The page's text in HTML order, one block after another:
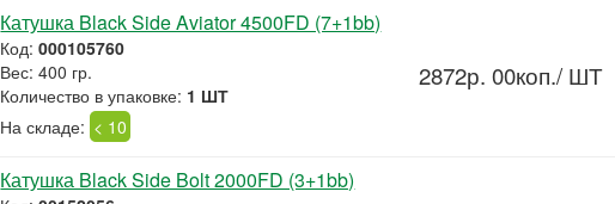
Катушка Black Side Aviator 4500FD (7+1bb)
Код:000105760
Вес: 400 гр.
Количество в упаковке: 1 ШТ
На складе: < 10
2872р. 00коп./ ШТ
Катушка Black Side Bolt 2000FD (3+1bb)